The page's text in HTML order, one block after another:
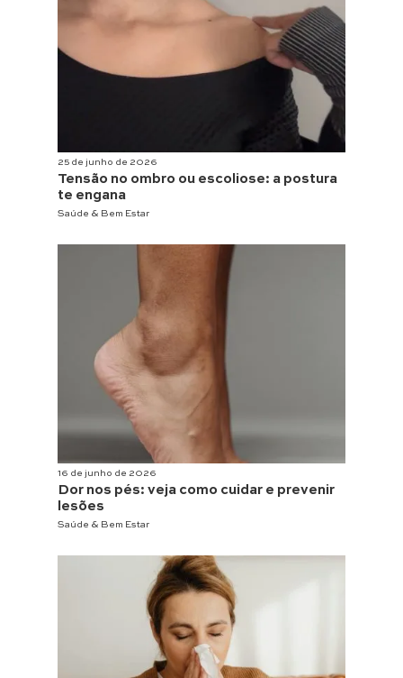
25 de junho de 2026
Tensão no ombro ou escoliose: a postura
te engana
Saúde & Bem Estar
16 de junho de 2026
Dor nos pés: veja como cuidar e prevenir
lesões
Saúde & Bem Estar